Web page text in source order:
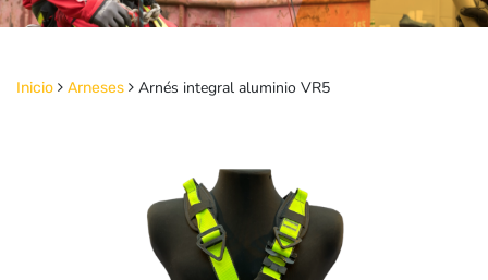
Inicio Arneses Arnés integral aluminio VR5